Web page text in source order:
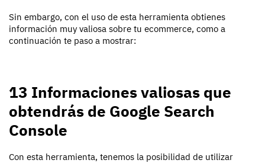
Sin embargo, con el uso de esta herramienta obtienes
información muy valiosa sobre tu ecommerce, como a
continuación te paso a mostrar:
13 Informaciones valiosas que
obtendrás de Google Search
Console
Con esta herramienta, tenemos la posibilidad de utilizar